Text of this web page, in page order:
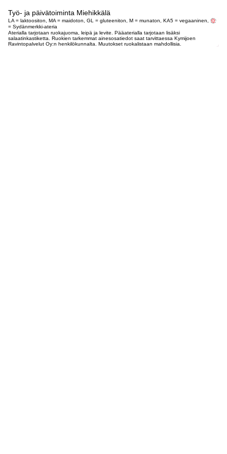
Työ- ja päivätoiminta Miehikkälä
LA = laktoositon, MA = maidoton, GL = gluteeniton, M = munaton, KA5 = vegaaninen,
= Sydänmerkki-ateria
Aterialla tarjotaan ruokajuoma, leipä ja levite. Pääaterialla tarjotaan lisäksi
salaatinkastiketta. Ruokien tarkemmat ainesosatiedot saat tarvittaessa Kymijoen
Ravintopalvelut Oy:n henkilökunnalta. Muutokset ruokalistaan mahdollisia.